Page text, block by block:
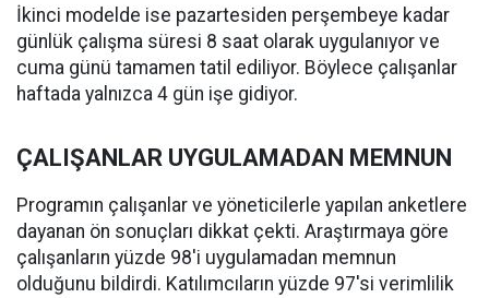
İkinci modelde ise pazartesiden perşembeye kadar
günlük çalışma süresi 8 saat olarak uygulanıyor ve
cuma günü tamamen tatil ediliyor. Böylece çalışanlar
haftada yalnızca 4 gün işe gidiyor.
ÇALIŞANLAR UYGULAMADAN MEMNUN
Programın çalışanlar ve yöneticilerle yapılan anketlere
dayanan ön sonuçları dikkat çekti. Araştırmaya göre
çalışanların yüzde 98'i uygulamadan memnun
olduğunu bildirdi. Katılımcıların yüzde 97'si verimlilik